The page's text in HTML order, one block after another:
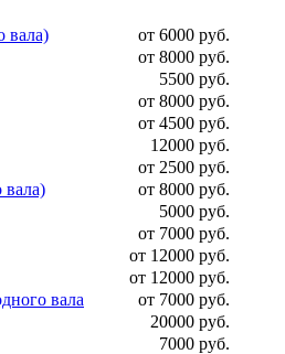
вала)
от 6000 руб.
от 8000 руб.
5500 руб.
от 8000 руб.
от 4500 руб.
12000 руб.
от 2500 руб.
вала)
от 8000 руб.
5000 руб.
от 7000 руб.
от 12000 руб.
от 12000 руб.
вала
от 7000 руб.
20000 руб.
7000 руб.